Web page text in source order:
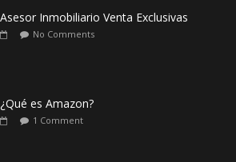
Asesor Inmobiliario Venta Exclusivas
No Comments
¿Qué es Amazon?
1 Comment